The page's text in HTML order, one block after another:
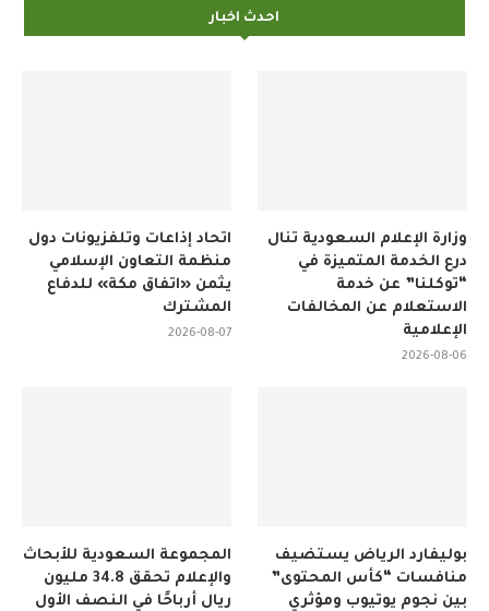
احدث اخبار
اتحاد إذاعات وتلفزيونات دول
منظمة التعاون الإسلامي
يثمن «اتفاق مكة» للدفاع
المشترك
2026-08-07
وزارة الإعلام السعودية تنال
درع الخدمة المتميزة في
“توكلنا” عن خدمة
الاستعلام عن المخالفات
الإعلامية
2026-08-06
المجموعة السعودية للأبحاث
والإعلام تحقق 34.8 مليون
ريال أرباحًا في النصف الأول
بوليفارد الرياض يستضيف
منافسات “كأس المحتوى”
بين نجوم يوتيوب ومؤثري